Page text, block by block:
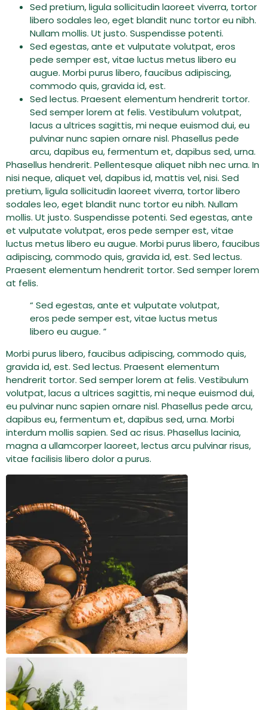
Sed pretium, ligula sollicitudin laoreet viverra, tortor
libero sodales leo, eget blandit nunc tortor eu nibh.
Nullam mollis. Ut justo. Suspendisse potenti.
Sed egestas, ante et vulputate volutpat, eros
pede semper est, vitae luctus metus libero eu
augue. Morbi purus libero, faucibus adipiscing,
commodo quis, gravida id, est.
Sed lectus. Praesent elementum hendrerit tortor.
Sed semper lorem at felis. Vestibulum volutpat,
lacus a ultrices sagittis, mi neque euismod dui, eu
pulvinar nunc sapien ornare nisl. Phasellus pede
arcu, dapibus eu, fermentum et, dapibus sed, urna.
Phasellus hendrerit. Pellentesque aliquet nibh nec urna. In
nisi neque, aliquet vel, dapibus id, mattis vel, nisi. Sed
pretium, ligula sollicitudin laoreet viverra, tortor libero
sodales leo, eget blandit nunc tortor eu nibh. Nullam
mollis. Ut justo. Suspendisse potenti. Sed egestas, ante
et vulputate volutpat, eros pede semper est, vitae
luctus metus libero eu augue. Morbi purus libero, faucibus
adipiscing, commodo quis, gravida id, est. Sed lectus.
Praesent elementum hendrerit tortor. Sed semper lorem
at felis.
“ Sed egestas, ante et vulputate volutpat,
eros pede semper est, vitae luctus metus
libero eu augue. ”
Morbi purus libero, faucibus adipiscing, commodo quis,
gravida id, est. Sed lectus. Praesent elementum
hendrerit tortor. Sed semper lorem at felis. Vestibulum
volutpat, lacus a ultrices sagittis, mi neque euismod dui,
eu pulvinar nunc sapien ornare nisl. Phasellus pede arcu,
dapibus eu, fermentum et, dapibus sed, urna. Morbi
interdum mollis sapien. Sed ac risus. Phasellus lacinia,
magna a ullamcorper laoreet, lectus arcu pulvinar risus,
vitae facilisis libero dolor a purus.